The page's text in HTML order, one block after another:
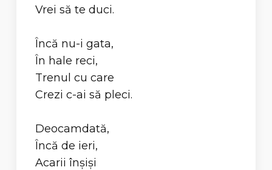
Vrei să te duci.
Încă nu-i gata,
În hale reci,
Trenul cu care
Crezi c-ai să pleci.
Deocamdată,
Încă de ieri,
Acarii înşişi